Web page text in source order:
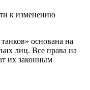
к изменению
основана на
лиц. Все права на
их законным